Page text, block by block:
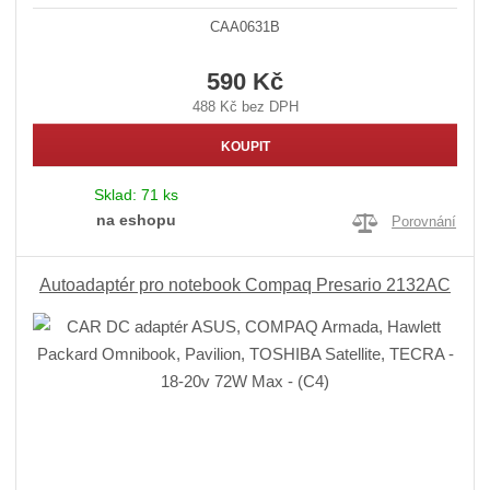
CAA0631B
590 Kč
488 Kč bez DPH
KOUPIT
Sklad: 71 ks
na eshopu
Porovnání
Autoadaptér pro notebook Compaq Presario 2132AC